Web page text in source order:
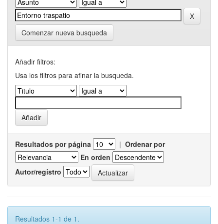
Comenzar nueva busqueda
Añadir filtros:
Usa los filtros para afinar la busqueda.
Resultados por página | Ordenar por
En orden
Autor/registro
Resultados 1-1 de 1.